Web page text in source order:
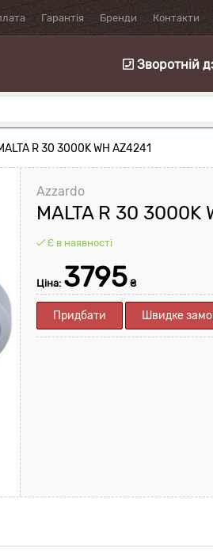
Гарантія Бренди Контакти
Зворотній
R 30 3000K WH AZ4241
Azzardo
MALTA R 30 3000K
Є в наявності
Ціна: 3795 ₴
Придбати Швидке